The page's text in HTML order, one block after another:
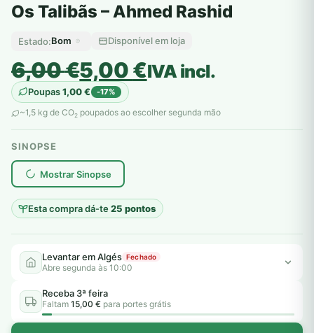
Os Talibãs – Ahmed Rashid
Estado:Bom Disponível em loja
6,00€
O
preço
original
era:
6,00 €.
5,00€
O
preço
atual
é:
5,00 €.
IVA incl.
Poupas1,00€ -17%
~1,5 kg de CO2 poupados ao escolher segunda mão
SINOPSE
Mostrar Sinopse
Esta compra dá-te25 pontos
plantar árvores reais
Levantar em Algés Fechado
Abre segunda às 10:00
Receba 3ª feira
Faltam 15,00 € para portes grátis